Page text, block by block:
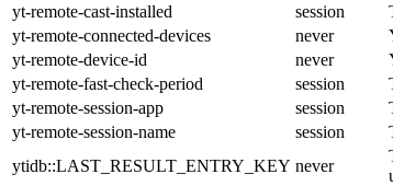
yt-remote-cast-installed
session
yt-remote-connected-devices
never
yt-remote-device-id
never
yt-remote-fast-check-period
session
yt-remote-session-app
session
yt-remote-session-name
session
ytidb::LAST_RESULT_ENTRY_KEY never